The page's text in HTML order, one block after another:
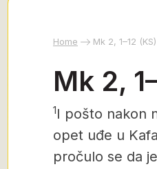
Home Mk 2, 1–12 (KS)
Mk 2,
1I pošto nakon
opet uđe u
pročulo se da